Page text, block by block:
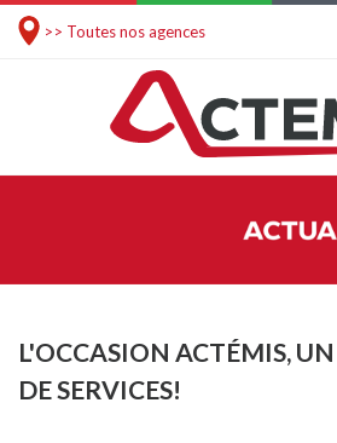
>> Toutes nos agences
L'OCCASION ACTÉMIS,
DE SERVICES!